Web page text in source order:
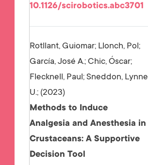
10.1126/scirobotics.abc3701
Rotllant, Guiomar; Llonch, Pol;
García, José A.; Chic, Óscar;
Flecknell, Paul; Sneddon, Lynne
U.; 2023
Methods to Induce
Analgesia and Anesthesia in
Crustaceans: A Supportive
Decision Tool